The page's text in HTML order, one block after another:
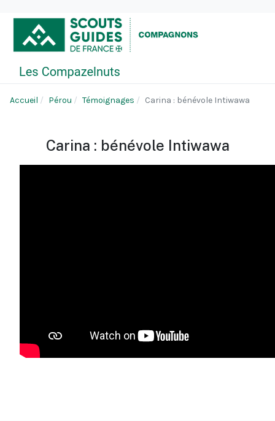
Accueil Pérou Témoignages Carina : bénévole Intiwawa
Carina : bénévole Intiwawa